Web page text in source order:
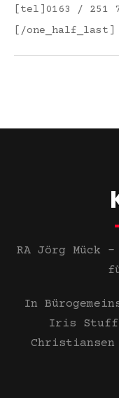
[tel]0163 / 251
[/one_half_last]
RA Jörg Mück
In
Iris Stuff,
Christiansen